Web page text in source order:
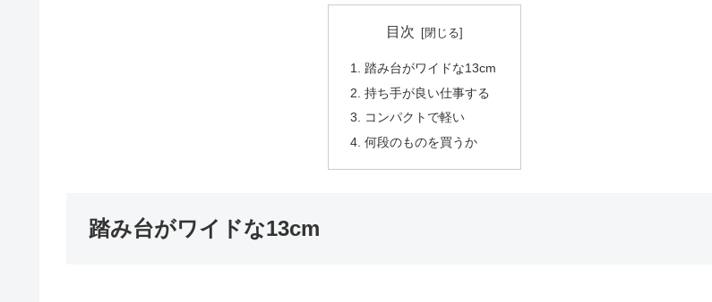
目次
踏み台がワイドな13cm
持ち手が良い仕事する
コンパクトで軽い
何段のものを買うか
踏み台がワイドな13cm